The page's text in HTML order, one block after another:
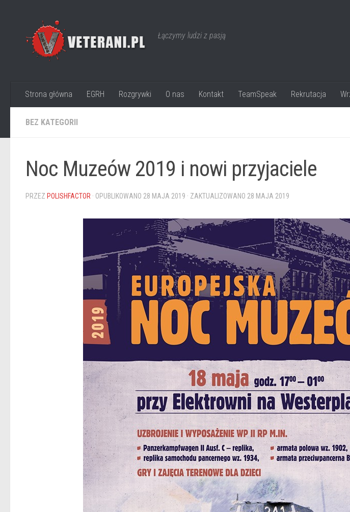
Łączymy ludzi z pasją
Strona główna EGRH Rozgrywki O nas Kontakt TeamSpeak Rekrutacja
BEZ KATEGORII
Noc Muzeów 2019 i nowi przyjaciele
PRZEZ POLISHFACTOR · OPUBLIKOWANO 28 MAJA 2019 · ZAKTUALIZOWANO 28 MAJA 2019